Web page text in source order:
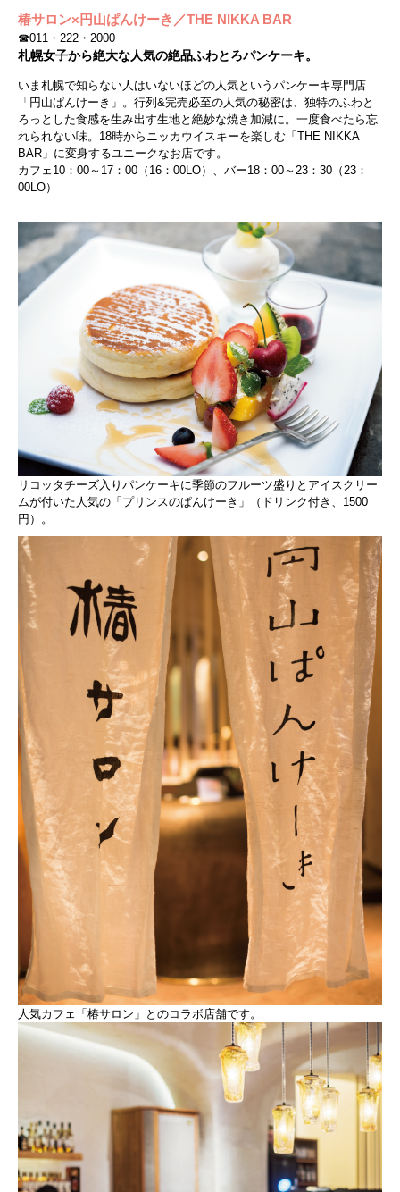
椿サロン×円山ぱんけーき／THE NIKKA BAR
☎011・222・2000
札幌女子から絶大な人気の絶品ふわとろパンケーキ。
いま札幌で知らない人はいないほどの人気というパンケーキ専門店
「円山ぱんけーき」。行列&完売必至の人気の秘密は、独特のふわと
ろっとした食感を生み出す生地と絶妙な焼き加減に。一度食べたら忘
れられない味。18時からニッカウイスキーを楽しむ「THE NIKKA
BAR」に変身するユニークなお店です。
カフェ10：00～17：00（16：00LO）、バー18：00～23：30（23：
00LO）
リコッタチーズ入りパンケーキに季節のフルーツ盛りとアイスクリー
ムが付いた人気の「プリンスのぱんけーき」（ドリンク付き、1500
円）。
人気カフェ「椿サロン」とのコラボ店舗です。